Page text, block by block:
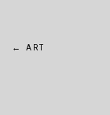
← ART